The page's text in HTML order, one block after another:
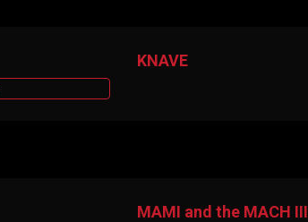
KNAVE
MAMI and the MACH III